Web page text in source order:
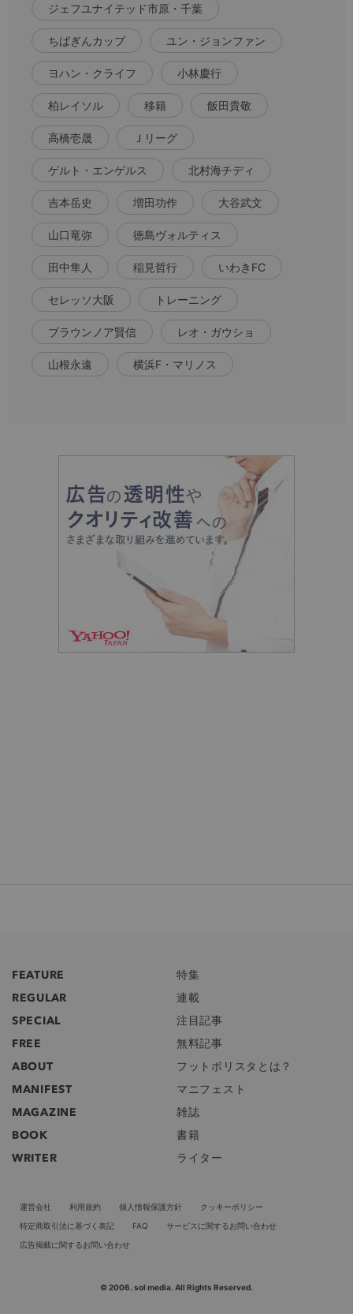
ジェフユナイテッド市原・千葉
ちばぎんカップ ユン・ジョンファン
ヨハン・クライフ 小林慶行
柏レイソル 移籍 飯田貴敬
高橋壱晟 Ｊリーグ
ゲルト・エンゲルス 北村海チディ
吉本岳史 増田功作 大谷武文
山口竜弥 徳島ヴォルティス
田中隼人 稲見哲行 いわきFC
セレッソ大阪 トレーニング
ブラウンノア賢信 レオ・ガウショ
山根永遠 横浜F・マリノス
FEATURE
特集
REGULAR
連載
SPECIAL
注目記事
FREE
無料記事
ABOUT
フットボリスタとは？
MANIFEST
マニフェスト
MAGAZINE
雑誌
BOOK
書籍
WRITER
ライター
運営会社 利用規約 個人情報保護方針
クッキーポリシー
特定商取引法に基づく表記
FAQ
サービスに関するお問い合わせ
広告掲載に関するお問い合わせ
© 2006. sol media. All Rights Reserved.